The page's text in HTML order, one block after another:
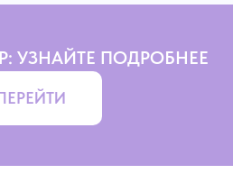
УЗНАЙТЕ ПОДРОБНЕЕ